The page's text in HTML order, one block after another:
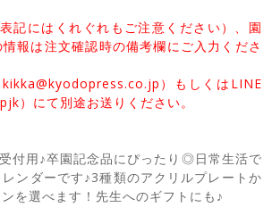
記にはくれぐれもご注意ください）、園
報は注文確認時の備考欄にご入力くださ
）もしくはLINE
）にて別途お送りください。
付用♪卒園記念品にぴったり◎日常生活で
ンダーです♪3種類のアクリルプレートか
を選べます！先生へのギフトにも♪